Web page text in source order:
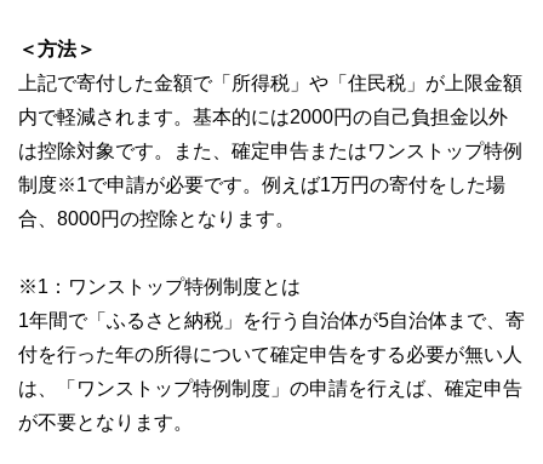
＜方法＞
上記で寄付した金額で「所得税」や「住民税」が上限金額
内で軽減されます。基本的には2000円の自己負担金以外
は控除対象です。また、確定申告またはワンストップ特例
制度※1で申請が必要です。例えば1万円の寄付をした場
合、8000円の控除となります。
※1：ワンストップ特例制度とは
1年間で「ふるさと納税」を行う自治体が5自治体まで、寄
付を行った年の所得について確定申告をする必要が無い人
は、「ワンストップ特例制度」の申請を行えば、確定申告
が不要となります。